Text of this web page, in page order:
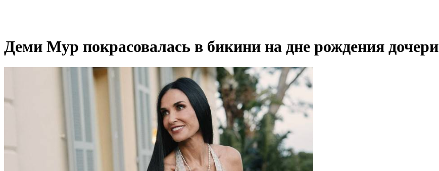
Деми Мур покрасовалась в бикини на дне рождения дочери